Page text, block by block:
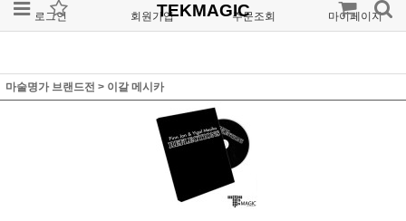
로그인 회원가입 주문조회 마이페이지
TEKMAGIC
마술명가 브랜드전 > 이갈 메시카